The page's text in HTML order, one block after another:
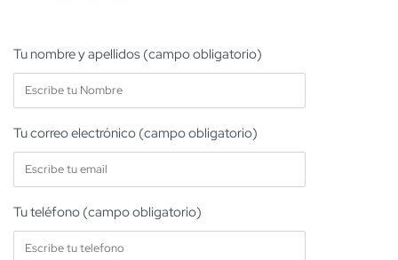
Tu nombre y apellidos (campo obligatorio)
Tu correo electrónico (campo obligatorio)
Tu teléfono (campo obligatorio)